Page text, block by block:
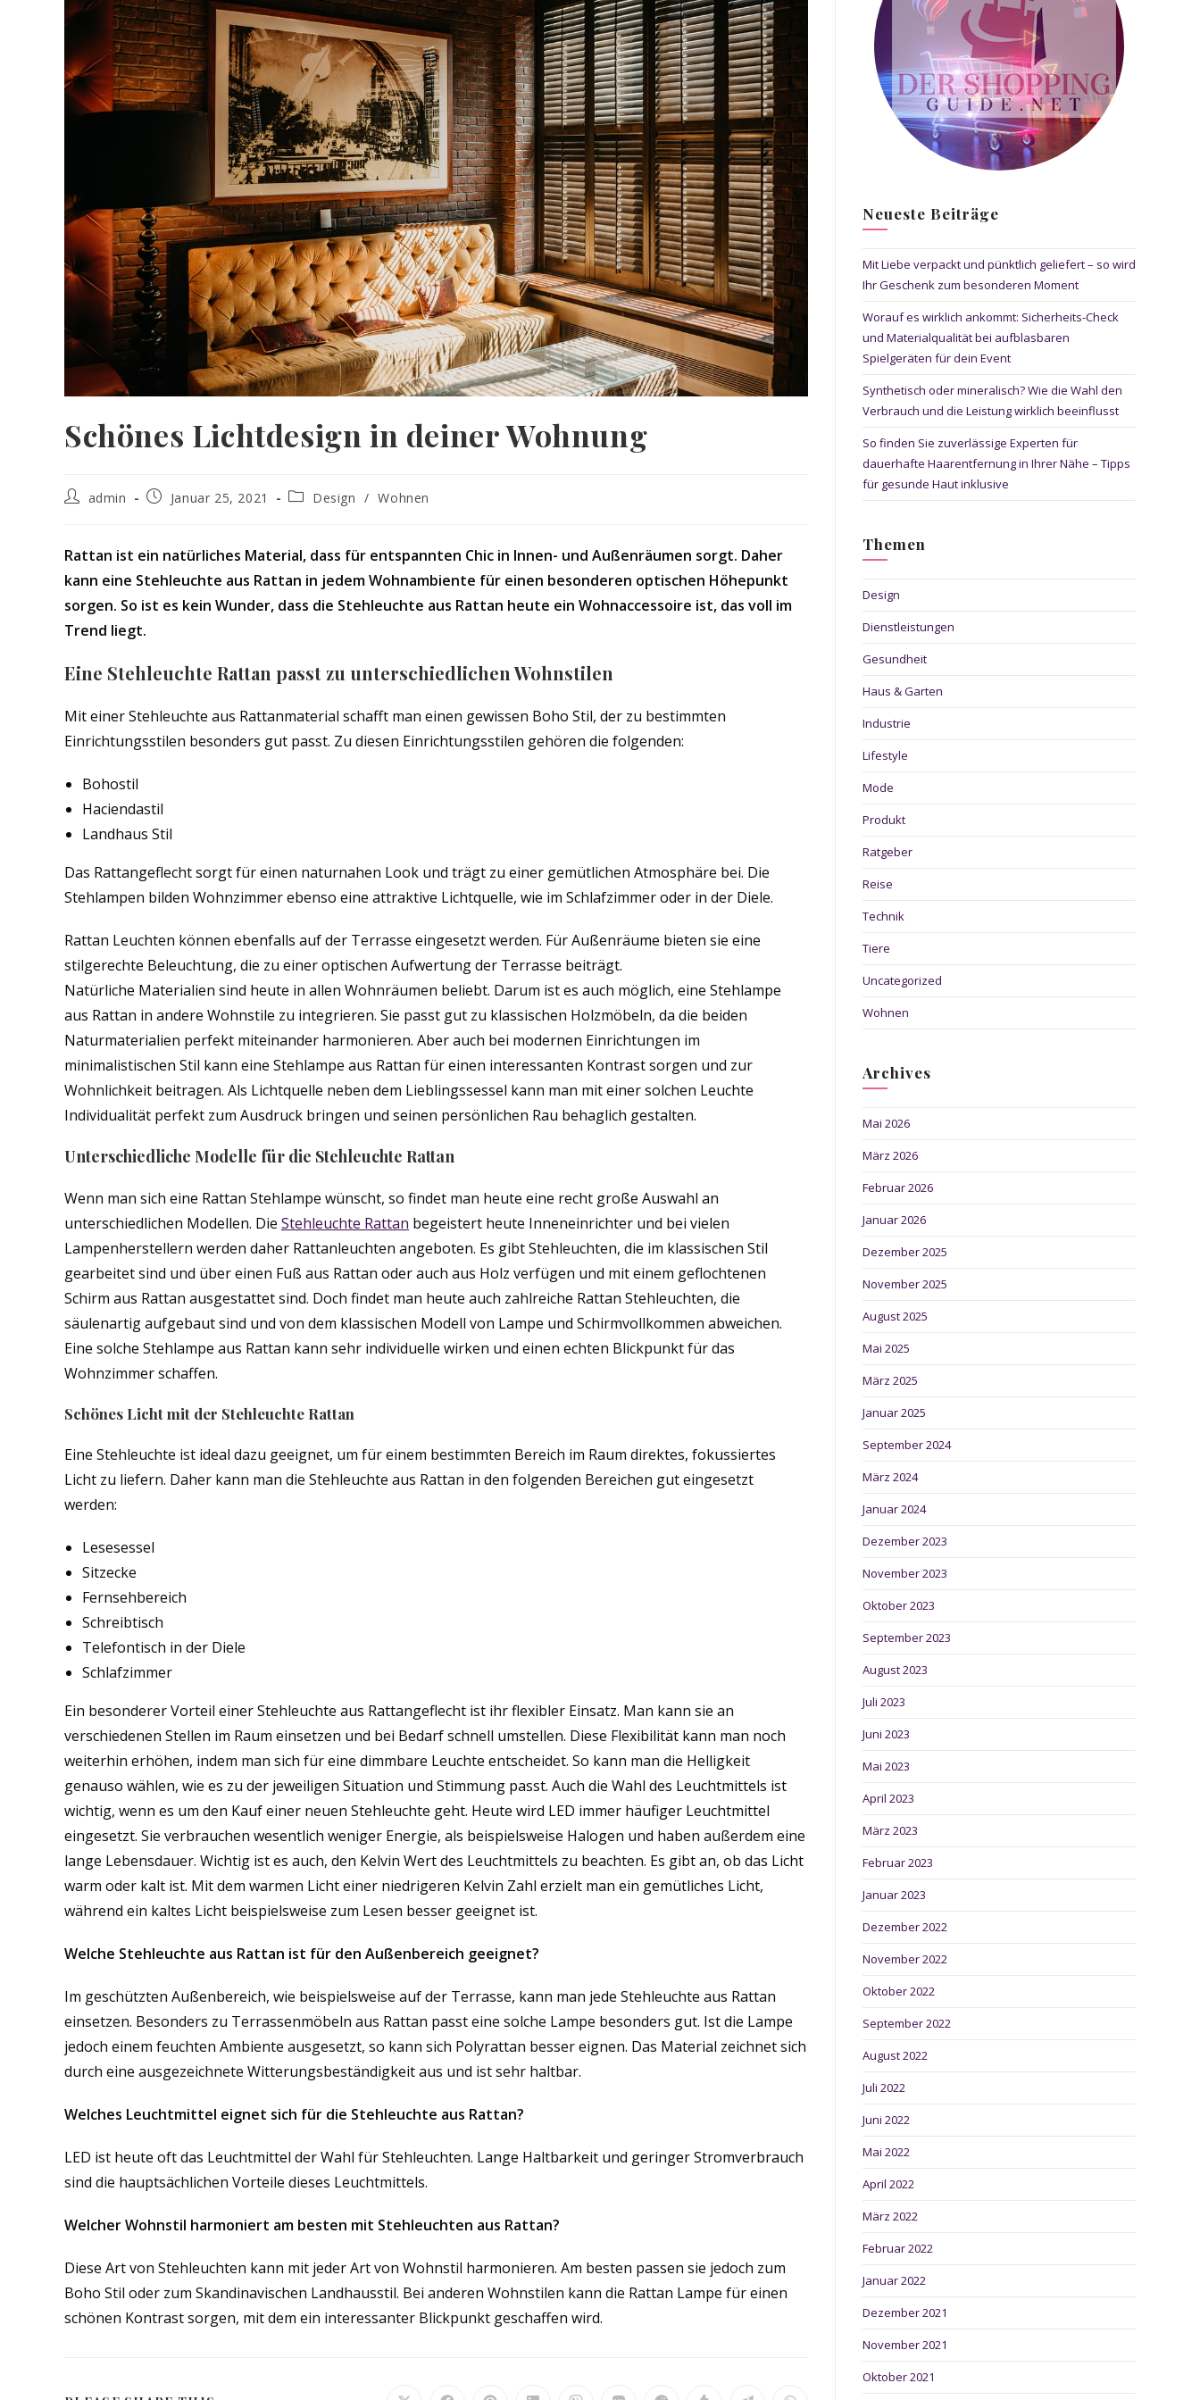
Schönes Lichtdesign in deiner Wohnung
Beitrags-
admin
BeitragJanuar 25, 2021
Beitrags-
Design / Wohnen
Rattan ist ein natürliches Material, dass für entspannten Chic in Innen- und Außenräumen sorgt. Daher
kann eine Stehleuchte aus Rattan in jedem Wohnambiente für einen besonderen optischen Höhepunkt
sorgen. So ist es kein Wunder, dass die Stehleuchte aus Rattan heute ein Wohnaccessoire ist, das voll im
Trend liegt.
Eine Stehleuchte Rattan passt zu unterschiedlichen Wohnstilen
Mit einer Stehleuchte aus Rattanmaterial schafft man einen gewissen Boho Stil, der zu bestimmten
Einrichtungsstilen besonders gut passt. Zu diesen Einrichtungsstilen gehören die folgenden:
Bohostil
Haciendastil
Landhaus Stil
Das Rattangeflecht sorgt für einen naturnahen Look und trägt zu einer gemütlichen Atmosphäre bei. Die
Stehlampen bilden Wohnzimmer ebenso eine attraktive Lichtquelle, wie im Schlafzimmer oder in der Diele.
Rattan Leuchten können ebenfalls auf der Terrasse eingesetzt werden. Für Außenräume bieten sie eine
stilgerechte Beleuchtung, die zu einer optischen Aufwertung der Terrasse beiträgt.
Natürliche Materialien sind heute in allen Wohnräumen beliebt. Darum ist es auch möglich, eine Stehlampe
aus Rattan in andere Wohnstile zu integrieren. Sie passt gut zu klassischen Holzmöbeln, da die beiden
Naturmaterialien perfekt miteinander harmonieren. Aber auch bei modernen Einrichtungen im
minimalistischen Stil kann eine Stehlampe aus Rattan für einen interessanten Kontrast sorgen und zur
Wohnlichkeit beitragen. Als Lichtquelle neben dem Lieblingssessel kann man mit einer solchen Leuchte
Individualität perfekt zum Ausdruck bringen und seinen persönlichen Rau behaglich gestalten.
Unterschiedliche Modelle für die Stehleuchte Rattan
Wenn man sich eine Rattan Stehlampe wünscht, so findet man heute eine recht große Auswahl an
unterschiedlichen Modellen. Die Stehleuchte Rattan begeistert heute Inneneinrichter und bei vielen
Lampenherstellern werden daher Rattanleuchten angeboten. Es gibt Stehleuchten, die im klassischen Stil
gearbeitet sind und über einen Fuß aus Rattan oder auch aus Holz verfügen und mit einem geflochtenen
Schirm aus Rattan ausgestattet sind. Doch findet man heute auch zahlreiche Rattan Stehleuchten, die
säulenartig aufgebaut sind und von dem klassischen Modell von Lampe und Schirmvollkommen abweichen.
Eine solche Stehlampe aus Rattan kann sehr individuelle wirken und einen echten Blickpunkt für das
Wohnzimmer schaffen.
Schönes Licht mit der Stehleuchte Rattan
Eine Stehleuchte ist ideal dazu geeignet, um für einem bestimmten Bereich im Raum direktes, fokussiertes
Licht zu liefern. Daher kann man die Stehleuchte aus Rattan in den folgenden Bereichen gut eingesetzt
werden:
Lesesessel
Sitzecke
Fernsehbereich
Schreibtisch
Telefontisch in der Diele
Schlafzimmer
Ein besonderer Vorteil einer Stehleuchte aus Rattangeflecht ist ihr flexibler Einsatz. Man kann sie an
verschiedenen Stellen im Raum einsetzen und bei Bedarf schnell umstellen. Diese Flexibilität kann man noch
weiterhin erhöhen, indem man sich für eine dimmbare Leuchte entscheidet. So kann man die Helligkeit
genauso wählen, wie es zu der jeweiligen Situation und Stimmung passt. Auch die Wahl des Leuchtmittels ist
wichtig, wenn es um den Kauf einer neuen Stehleuchte geht. Heute wird LED immer häufiger Leuchtmittel
eingesetzt. Sie verbrauchen wesentlich weniger Energie, als beispielsweise Halogen und haben außerdem eine
lange Lebensdauer. Wichtig ist es auch, den Kelvin Wert des Leuchtmittels zu beachten. Es gibt an, ob das Licht
warm oder kalt ist. Mit dem warmen Licht einer niedrigeren Kelvin Zahl erzielt man ein gemütliches Licht,
während ein kaltes Licht beispielsweise zum Lesen besser geeignet ist.
Welche Stehleuchte aus Rattan ist für den Außenbereich geeignet?
Im geschützten Außenbereich, wie beispielsweise auf der Terrasse, kann man jede Stehleuchte aus Rattan
einsetzen. Besonders zu Terrassenmöbeln aus Rattan passt eine solche Lampe besonders gut. Ist die Lampe
jedoch einem feuchten Ambiente ausgesetzt, so kann sich Polyrattan besser eignen. Das Material zeichnet sich
durch eine ausgezeichnete Witterungsbeständigkeit aus und ist sehr haltbar.
Welches Leuchtmittel eignet sich für die Stehleuchte aus Rattan?
LED ist heute oft das Leuchtmittel der Wahl für Stehleuchten. Lange Haltbarkeit und geringer Stromverbrauch
sind die hauptsächlichen Vorteile dieses Leuchtmittels.
Welcher Wohnstil harmoniert am besten mit Stehleuchten aus Rattan?
Diese Art von Stehleuchten kann mit jeder Art von Wohnstil harmonieren. Am besten passen sie jedoch zum
Boho Stil oder zum Skandinavischen Landhausstil. Bei anderen Wohnstilen kann die Rattan Lampe für einen
schönen Kontrast sorgen, mit dem ein interessanter Blickpunkt geschaffen wird.
Neueste Beiträge
Mit Liebe verpackt und pünktlich geliefert – so wird
Ihr Geschenk zum besonderen Moment
Worauf es wirklich ankommt: Sicherheits-Check
und Materialqualität bei aufblasbaren
Spielgeräten für dein Event
Synthetisch oder mineralisch? Wie die Wahl den
Verbrauch und die Leistung wirklich beeinflusst
So finden Sie zuverlässige Experten für
dauerhafte Haarentfernung in Ihrer Nähe – Tipps
für gesunde Haut inklusive
Themen
Design
Dienstleistungen
Gesundheit
Haus & Garten
Industrie
Lifestyle
Mode
Produkt
Ratgeber
Reise
Technik
Tiere
Uncategorized
Wohnen
Archives
Mai 2026
März 2026
Februar 2026
Januar 2026
Dezember 2025
November 2025
August 2025
Mai 2025
März 2025
Januar 2025
September 2024
März 2024
Januar 2024
Dezember 2023
November 2023
Oktober 2023
September 2023
August 2023
Juli 2023
Juni 2023
Mai 2023
April 2023
März 2023
Februar 2023
Januar 2023
Dezember 2022
November 2022
Oktober 2022
September 2022
August 2022
Juli 2022
Juni 2022
Mai 2022
April 2022
März 2022
Februar 2022
Januar 2022
Dezember 2021
November 2021
Oktober 2021